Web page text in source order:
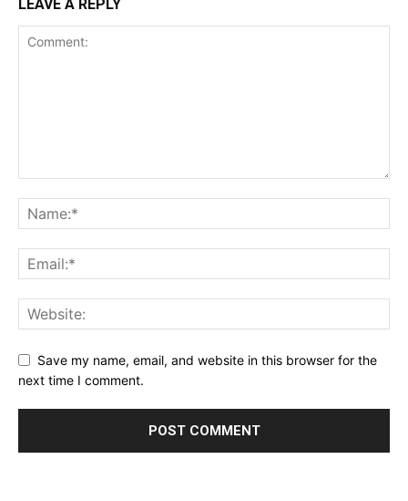
LEAVE A REPLY
Save my name, email, and website in this browser for the
next time I comment.